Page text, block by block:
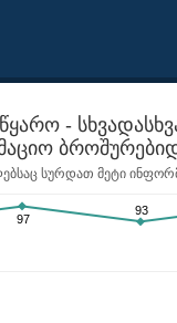
-
სურდათ მეტი
97
93